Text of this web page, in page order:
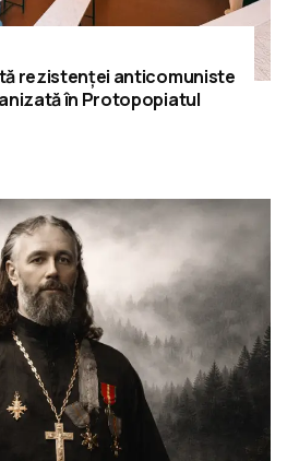
rezistenței anticomuniste
în Protopopiatul